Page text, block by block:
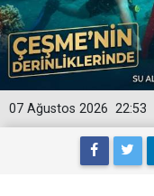
22:53
07 Ağustos 2026